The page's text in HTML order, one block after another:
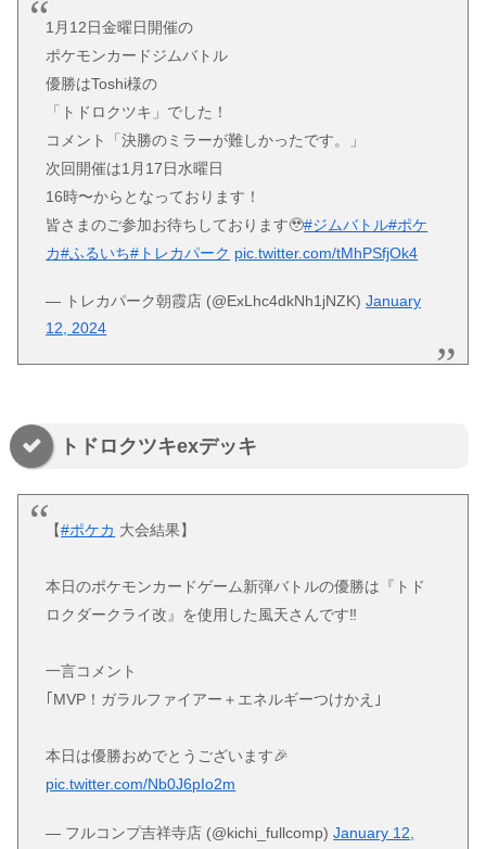
1月12日金曜日開催の
ポケモンカードジムバトル
優勝はToshi様の
「トドロクツキ」でした！
コメント「決勝のミラーが難しかったです。」
次回開催は1月17日水曜日
16時〜からとなっております！
皆さまのご参加お待ちしております🥹#ジムバトル#ポケ
カ#ふるいち#トレカパーク pic.twitter.com/tMhPSfjOk4
— トレカパーク朝霞店 (@ExLhc4dkNh1jNZK)January
12, 2024
トドロクツキexデッキ
【#ポケカ 大会結果】
本日のポケモンカードゲーム新弾バトルの優勝は『トド
ロクダークライ改』を使用した風天さんです‼️
一言コメント
｢MVP！ガラルファイアー＋エネルギーつけかえ｣
本日は優勝おめでとうございます🎉
pic.twitter.com/Nb0J6pIo2m
— フルコンプ吉祥寺店 (@kichi_fullcomp)January 12,